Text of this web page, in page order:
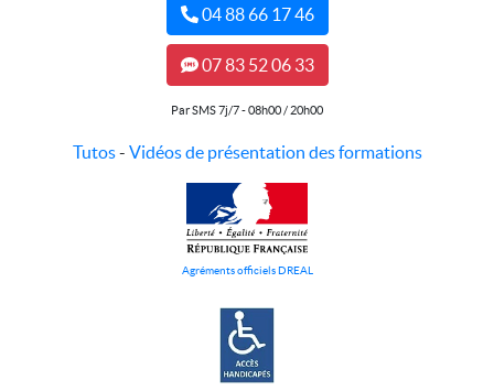
04 88 66 17 46
07 83 52 06 33
Par SMS 7j/7 - 08h00 / 20h00
Tutos- Vidéos de présentation des formations
Agréments officiels DREAL